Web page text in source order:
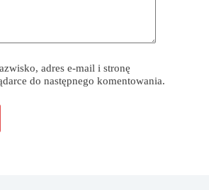
adres e-mail i stronę
do następnego komentowania.